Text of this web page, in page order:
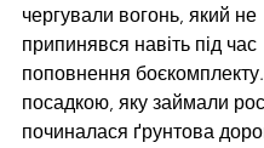
чергували вогонь, який не
припинявся навіть під час
поповнення
посадкою, яку займали
починалася ґрунтова